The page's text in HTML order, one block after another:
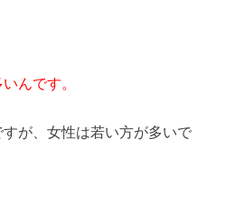
んです。
が、女性は若い方が多いで